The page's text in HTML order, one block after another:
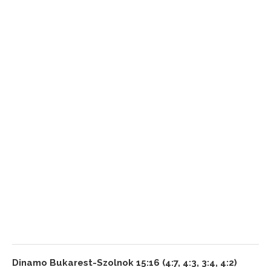
Dinamo Bukarest-Szolnok 15:16 (4:7, 4:3, 3:4, 4:2)